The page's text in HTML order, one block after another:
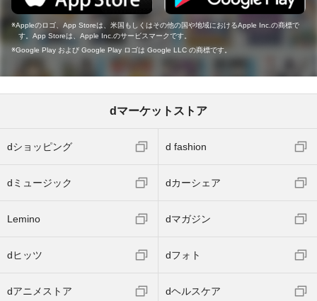
Appleのロゴ、App Storeは、米国もしくはその他の国や地域におけるApple Inc.の商標で
す。App Storeは、Apple Inc.のサービスマークです。
Google Play および Google Play ロゴは Google LLC の商標です。
dマーケットストア
dショッピング d fashion
dミュージック dカーシェア
Lemino dマガジン
dヒッツ dフォト
dアニメストア dヘルスケア